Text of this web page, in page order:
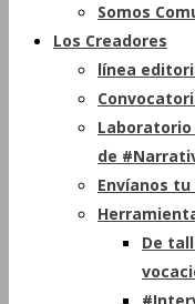
Somos
Los Creadores
línea
de
Envíanos
De